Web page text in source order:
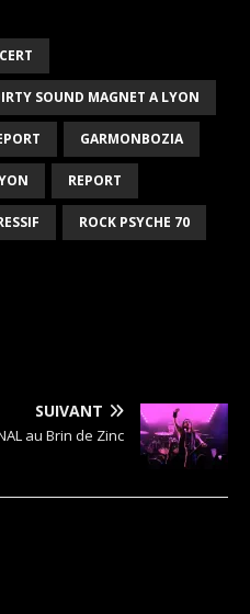
SOUND MAGNET A LYON
GARMONBOZIA
REPORT
ROCK PSYCHE 70
SUIVANT
au Brin de Zinc